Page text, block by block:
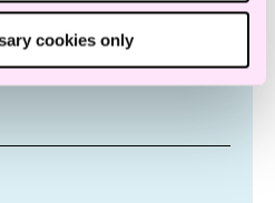
cookies only